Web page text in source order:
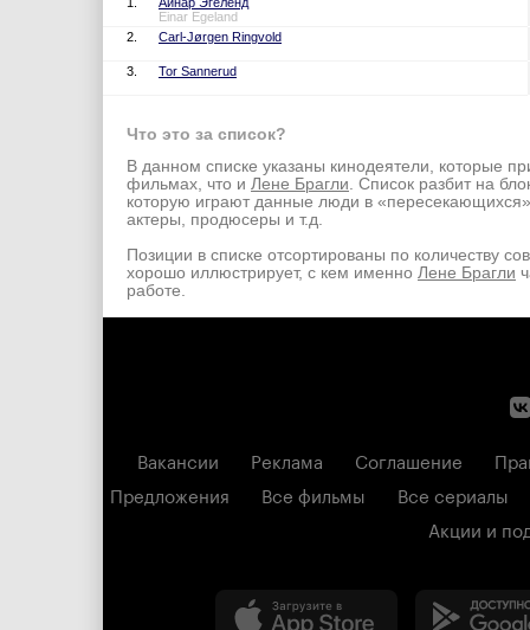
Einar Egeland
2.
Carl-Jørgen Ringvold
3. Tor Sannerud
Что это за список?
В данном списке указаны кинодеятели, которые
фильмах, что и Лене Брагли. Список разбит на
которую играют данные люди в
актеры, продюсеры и т.д.
Позиции в списке отсортированы по количеству
хорошо иллюстрирует, с кем именно Лене Брагли
работе.
Вакансии Реклама Соглашение
Предложения
Все фильмы
Все сериалы
Акции и